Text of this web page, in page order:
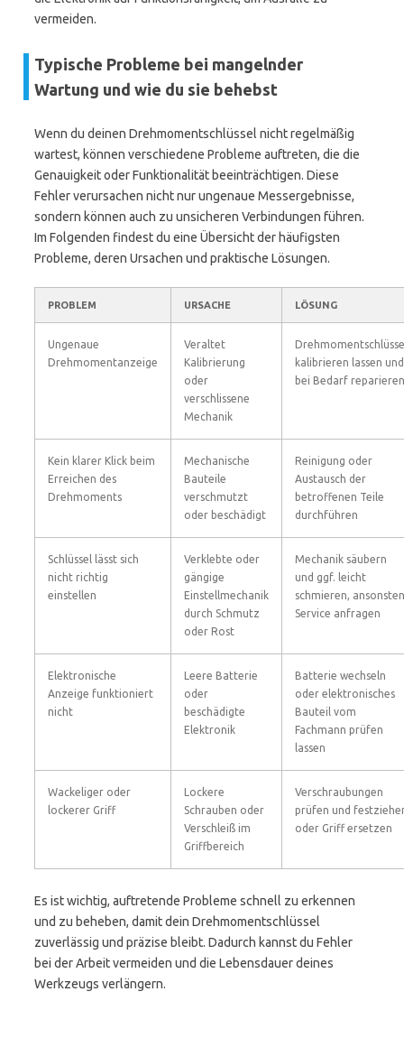
vermeiden.
Typische Probleme bei mangelnder
Wartung und wie du sie behebst
Wenn du deinen Drehmomentschlüssel nicht regelmäßig
wartest, können verschiedene Probleme auftreten, die die
Genauigkeit oder Funktionalität beeinträchtigen. Diese
Fehler verursachen nicht nur ungenaue Messergebnisse,
sondern können auch zu unsicheren Verbindungen führen.
Im Folgenden findest du eine Übersicht der häufigsten
Probleme, deren Ursachen und praktische Lösungen.
PROBLEM URSACHE LÖSUNG
Ungenaue
Drehmomentanzeige
Veraltet
Kalibrierung
oder
verschlissene
Mechanik
kalibrieren lassen und
bei Bedarf reparieren
Kein klarer Klick beim
Erreichen des
Drehmoments
Mechanische
Bauteile
verschmutzt
oder beschädigt
Reinigung oder
Austausch der
betroffenen Teile
durchführen
Schlüssel lässt sich
nicht richtig
einstellen
Verklebte oder
gängige
Einstellmechanik
durch Schmutz
oder Rost
Mechanik säubern
und ggf. leicht
schmieren, ansonsten
Service anfragen
Elektronische
Anzeige funktioniert
nicht
Leere Batterie
oder
beschädigte
Elektronik
Batterie wechseln
oder elektronisches
Bauteil vom
Fachmann prüfen
lassen
Wackeliger oder
lockerer Griff
Lockere
Schrauben oder
Verschleiß im
Griffbereich
Verschraubungen
prüfen und
oder Griff ersetzen
Es ist wichtig, auftretende Probleme schnell zu erkennen
und zu beheben, damit dein Drehmomentschlüssel
zuverlässig und präzise bleibt. Dadurch kannst du Fehler
bei der Arbeit vermeiden und die Lebensdauer deines
Werkzeugs verlängern.